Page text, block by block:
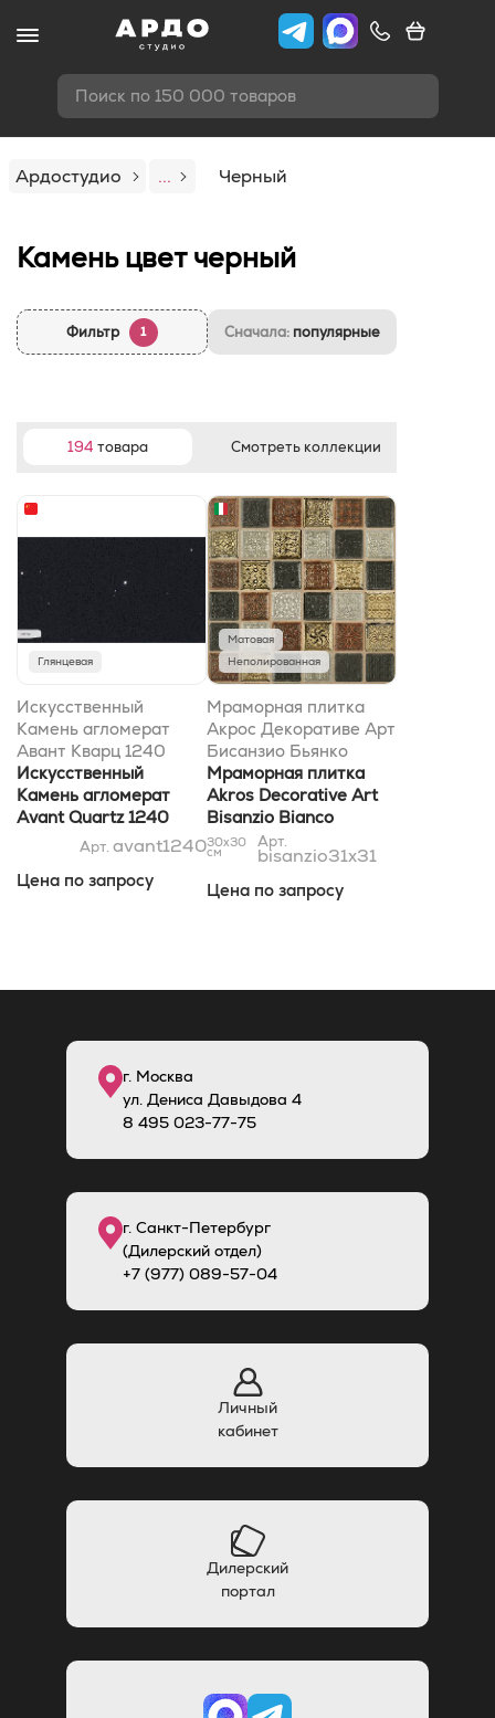
Поиск по 150 000 товаров
Ардостудио ... Черный
Камень цвет черный
Фильтр 1 Сначала:популярные
194 товара Смотреть коллекции
Глянцевая
Искусственный
Камень агломерат
Авант Кварц 1240
Руан
Искусственный
Камень агломерат
Avant Quartz 1240
Арт. avant1240
Цена по запросу
Матовая
Неполированная
Мраморная плитка
Акрос Декоративе Арт
Бисанзио Бьянко
Каррара - Неро
Марквиниа Бардиглио
- Россо Асиаго Микс
Голд - Сильвер
30,5x30,5
Мраморная плитка
Akros Decorative Art
Bisanzio Bianco
Carrara - Nero
Marquinia Bardiglio -
Rosso Asiago Mix Gold
- Silver 30,5x30,5
30x30
см
Арт.
bisanzio31x31
Цена по запросу
г. Москва
ул. Дениса Давыдова 4
8 495 023-77-75
г. Санкт-Петербург
(Дилерский отдел)
+7 (977) 089-57-04
Личный
кабинет
Дилерский
портал